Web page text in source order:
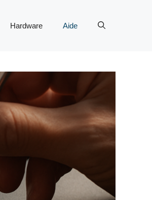
Hardware Aide